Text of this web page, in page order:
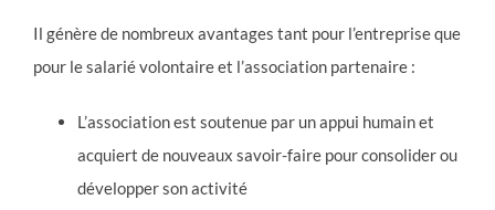
Il génère de nombreux avantages tant pour l’entreprise que
pour le salarié volontaire et l’association partenaire :
L’association est soutenue par un appui humain et
acquiert de nouveaux savoir-faire pour consolider ou
développer son activité